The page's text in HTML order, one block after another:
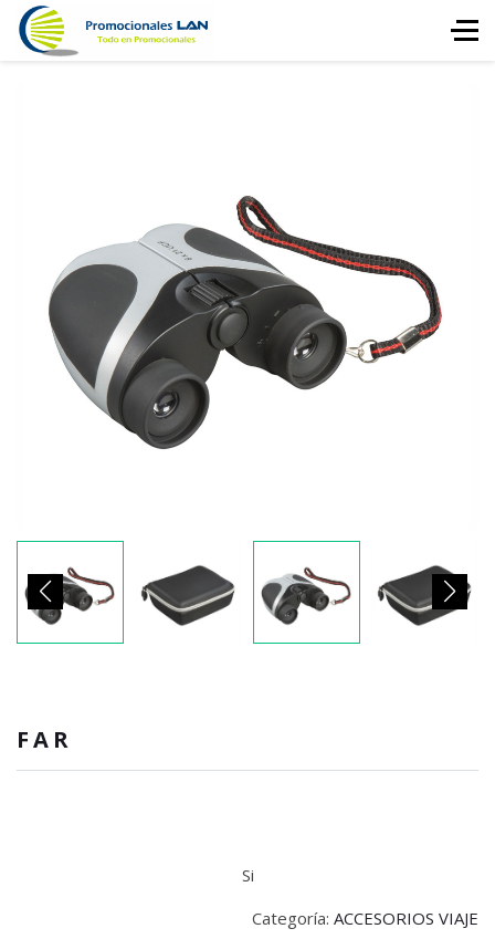
FAR
Si
Categoría: ACCESORIOS VIAJE